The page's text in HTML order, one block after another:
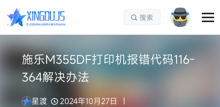
 搜索
施乐M355DF打印机报错代码116-
364解决办法
星渡 2024年10月27日